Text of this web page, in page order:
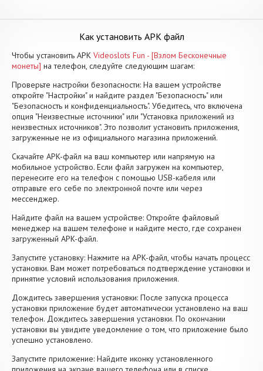
Как установить APK файл
Чтобы установить APK Videoslots Fun - [Взлом Бесконечные
монеты] на телефон, следуйте следующим шагам:
Проверьте настройки безопасности: На вашем устройстве
откройте "Настройки" и найдите раздел "Безопасность" или
"Безопасность и конфиденциальность". Убедитесь, что включена
опция "Неизвестные источники" или "Установка приложений из
неизвестных источников". Это позволит установить приложения,
загруженные не из официального магазина приложений.
Скачайте APK-файл на ваш компьютер или напрямую на
мобильное устройство. Если файл загружен на компьютер,
перенесите его на телефон с помощью USB-кабеля или
отправьте его себе по электронной почте или через
мессенджер.
Найдите файл на вашем устройстве: Откройте файловый
менеджер на вашем телефоне и найдите место, где сохранен
загруженный APK-файл.
Запустите установку: Нажмите на APK-файл, чтобы начать процесс
установки. Вам может потребоваться подтверждение установки и
принятие условий использования приложения.
Дождитесь завершения установки: После запуска процесса
установки приложение будет автоматически установлено на ваш
телефон. Дождитесь завершения установки. По окончании
установки вы увидите уведомление о том, что приложение было
успешно установлено.
Запустите приложение: Найдите иконку установленного